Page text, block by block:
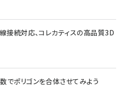
続対応、コレカティスの高品質3D
でポリゴンを合体させてみよう